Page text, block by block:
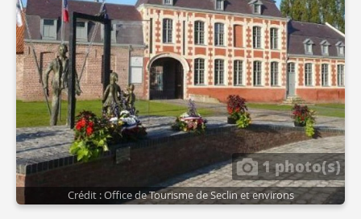
1 photo(s)
Crédit : Office de Tourisme de Seclin et environs